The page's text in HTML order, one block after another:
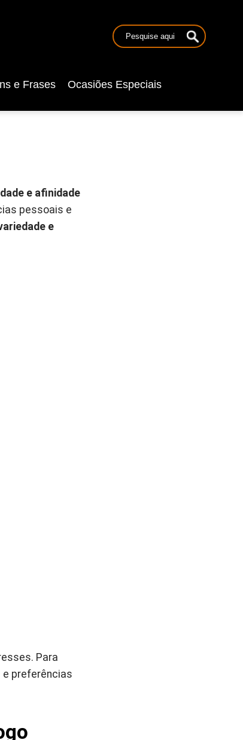
e Frases Ocasiões Especiais
e afinidade
pessoais e
e
Para
preferências